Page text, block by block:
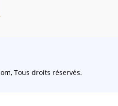
Tous droits réservés.